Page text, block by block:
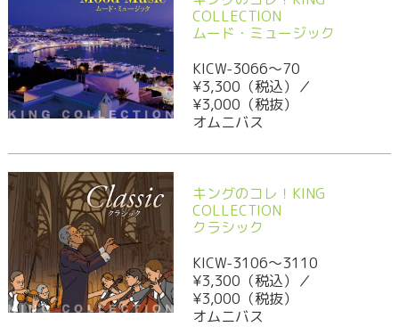
COLLECTION
ムード・ミュージック
KICW-3066～70
¥3,300（税込）／
¥3,000（税抜）
オムニバス
キングのコレ！KING
COLLECTION
クラシック
KICW-3106～3110
¥3,300（税込）／
¥3,000（税抜）
オムニバス